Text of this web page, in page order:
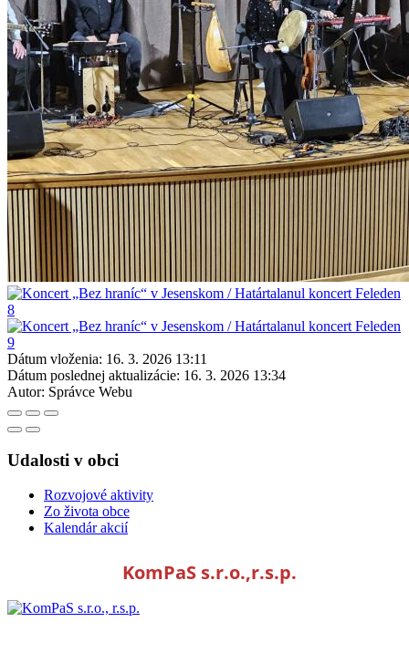
Dátum vloženia: 16. 3. 2026 13:11
Dátum poslednej aktualizácie: 16. 3. 2026 13:34
Autor: Správce Webu
Udalosti v obci
Rozvojové aktivity
Zo života obce
Kalendár akcií
KomPaS s.r.o.,r.s.p.